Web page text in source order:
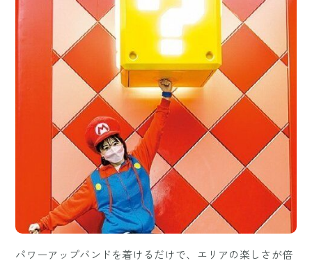
パワーアップバンドを着けるだけで、エリアの楽しさが倍